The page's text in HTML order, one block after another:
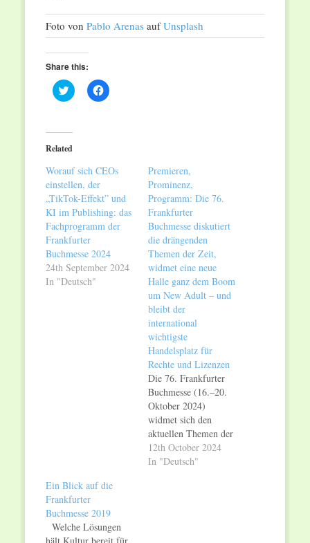
Foto von Pablo Arenas aufUnsplash
Share this:
Click
to
(Opens
in
new
Click
to
Related
Worauf sich CEOs
einstellen, der
„TikTok-Effekt” und
KI im Publishing: das
Fachprogramm der
Frankfurter
Buchmesse 2024
24th September 2024
In "Deutsch"
Premieren,
Prominenz,
Programm: Die 76.
Frankfurter
Buchmesse diskutiert
die drängenden
Themen der Zeit,
widmet eine neue
Halle ganz dem Boom
um New Adult – und
bleibt der
international
wichtigste
Handelsplatz für
Rechte und Lizenzen
Die 76. Frankfurter
Buchmesse (16.–20.
Oktober 2024)
widmet sich den
aktuellen Themen der
internationalen
Publishing-Branche
12th October 2024
In "Deutsch"
Ein Blick auf die
Frankfurter
Buchmesse 2019
Welche Lösungen